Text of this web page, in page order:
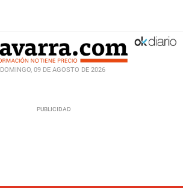
DOMINGO, 09 DE AGOSTO DE 2026